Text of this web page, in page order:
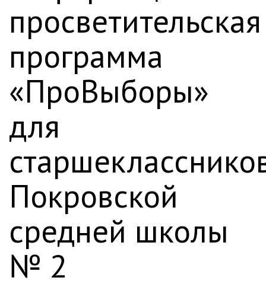
просветительская
программа
«ПроВыборы»
для
Покровской
средней школы
№ 2